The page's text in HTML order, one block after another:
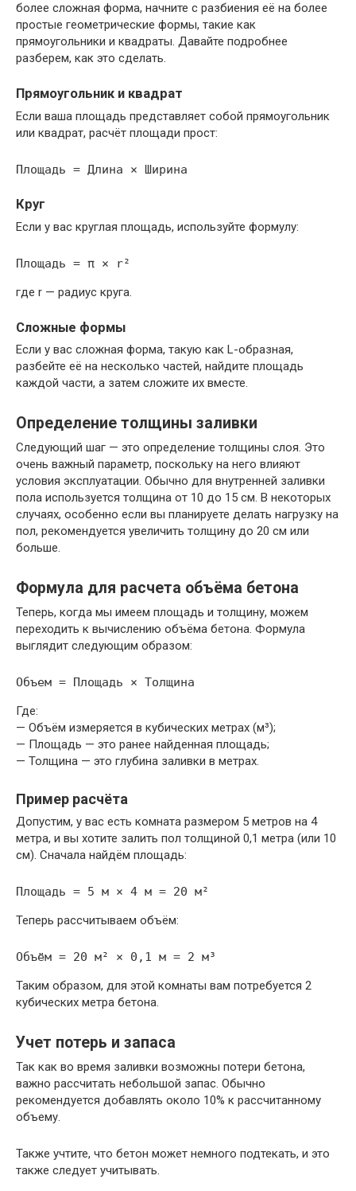
более сложная форма, начните с разбиения её на более
простые геометрические формы, такие как
прямоугольники и квадраты. Давайте подробнее
разберем, как это сделать.
Прямоугольник и квадрат
Если ваша площадь представляет собой прямоугольник
или квадрат, расчёт площади прост:
Круг
Если у вас круглая площадь, используйте формулу:
где r — радиус круга.
Сложные формы
Если у вас сложная форма, такую как L-образная,
разбейте её на несколько частей, найдите площадь
каждой части, а затем сложите их вместе.
Определение толщины заливки
Следующий шаг — это определение толщины слоя. Это
очень важный параметр, поскольку на него влияют
условия эксплуатации. Обычно для внутренней заливки
пола используется толщина от 10 до 15 см. В некоторых
случаях, особенно если вы планируете делать нагрузку на
пол, рекомендуется увеличить толщину до 20 см или
больше.
Формула для расчета объёма бетона
Теперь, когда мы имеем площадь и толщину, можем
переходить к вычислению объёма бетона. Формула
выглядит следующим образом:
Где:
— Объём измеряется в кубических метрах (м³);
— Площадь — это ранее найденная площадь;
— Толщина — это глубина заливки в метрах.
Пример расчёта
Допустим, у вас есть комната размером 5 метров на 4
метра, и вы хотите залить пол толщиной 0,1 метра (или 10
см). Сначала найдём площадь:
Теперь рассчитываем объём:
Таким образом, для этой комнаты вам потребуется 2
кубических метра бетона.
Учет потерь и запаса
Так как во время заливки возможны потери бетона,
важно рассчитать небольшой запас. Обычно
рекомендуется добавлять около 10% к рассчитанному
объему.
Также учтите, что бетон может немного подтекать, и это
также следует учитывать.